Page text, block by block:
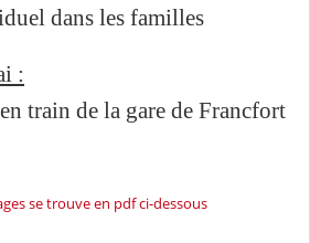
dans les familles
:
train de la gare de Francfort
se trouve en pdf ci-dessous